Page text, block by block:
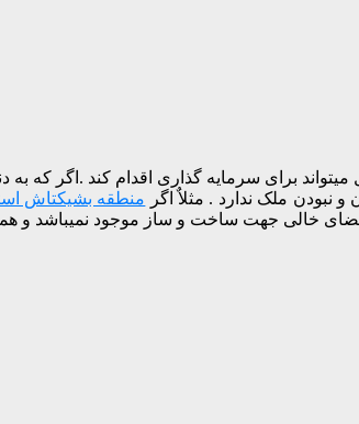
برای سرمایه گذاری اقدام کند .اگر که
ملک ندارد . مثلاٌ اگر منطقه بشیکتاش
فضای خالی جهت ساخت و ساز موجود نمیباشد و